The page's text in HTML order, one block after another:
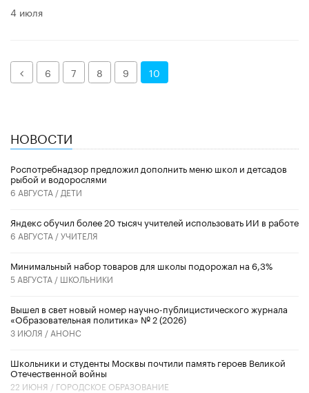
4 июля
Назад
6 7 8 9 10
НОВОСТИ
Роспотребнадзор предложил дополнить меню школ и детсадов
рыбой и водорослями
6 АВГУСТА / ДЕТИ
​Яндекс обучил более 20 тысяч учителей использовать ИИ в работе
6 АВГУСТА /УЧИТЕЛЯ
Минимальный набор товаров для школы подорожал на 6,3%
5 АВГУСТА / ШКОЛЬНИКИ
Вышел в свет новый номер научно-публицистического журнала
«Образовательная политика» № 2 (2026)
3 ИЮЛЯ / АНОНС
Школьники и студенты Москвы почтили память героев Великой
Отечественной войны
22 ИЮНЯ / ГОРОДСКОЕ ОБРАЗОВАНИЕ